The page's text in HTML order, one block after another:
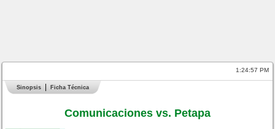
1:24:57 PM
Sinopsis Ficha Técnica
Comunicaciones vs. Petapa